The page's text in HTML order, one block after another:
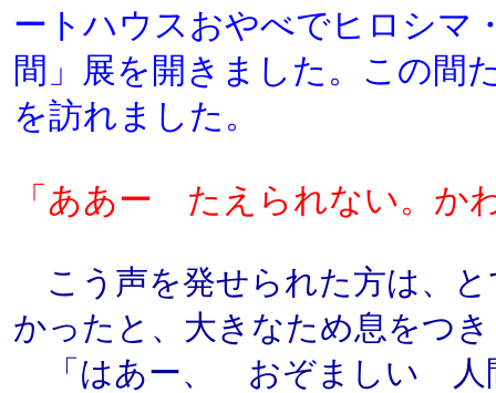
ートハウスおやべでヒロシマ
間」展を開きました。この間
を訪れました。
「ああー たえられない。か
こう声を発せられた方は、と
かったと、大きなため息をつ
「はあー、 おぞましい 人